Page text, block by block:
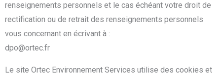
renseignements personnels et le cas échéant votre droit de
rectification ou de retrait des renseignements personnels
vous concernant en écrivant à :
dpo@ortec.fr
Le site Ortec Environnement Services utilise des cookies et